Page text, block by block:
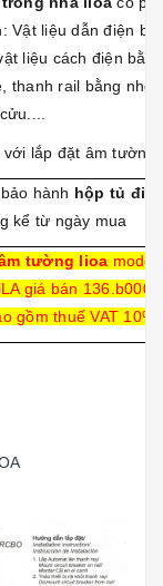
Vật liệu dẫn điện
liệu cách điện
thanh rail bằng
lắp đặt âm tường
hành hộp tủ
kể từ ngày mua
tường lioa model
giá bán
gồm thuế VAT 10%)